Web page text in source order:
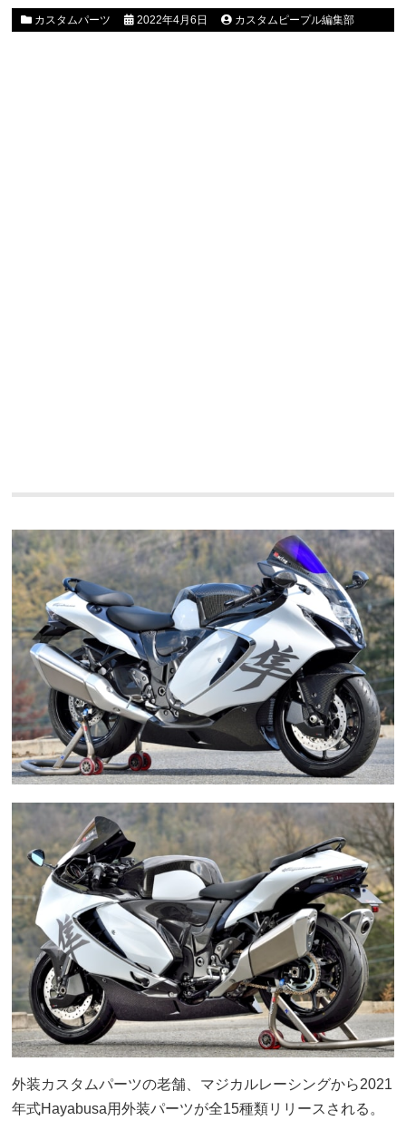
カスタムパーツ 2022年4月6日 カスタムピープル編集部
外装カスタムパーツの老舗、マジカルレーシングから2021
年式Hayabusa用外装パーツが全15種類リリースされる。